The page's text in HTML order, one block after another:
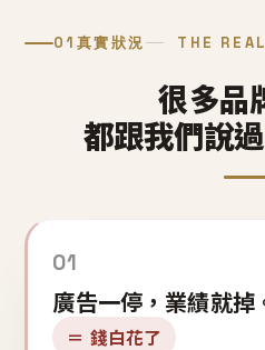
01 真實狀況 THE
很多品
都跟我們說過
01
廣告一停，業績就掉
＝ 錢白花了